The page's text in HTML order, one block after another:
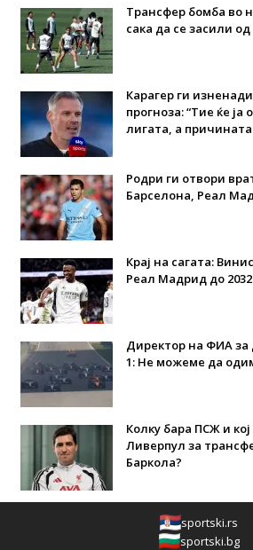
Трансфер бомба во
сака да се засили
Карагер ги
прогноза: “Тие ќе ја
лигата, а
Родри ги отвори
Барселона, Реал
Крај на сагата:
Реал Мадрид до
Директор на ФИА
1: Не можеме да
Колку бара ПСЖ и
Ливерпул за
Баркола?
sportski.rs
sportski.bg